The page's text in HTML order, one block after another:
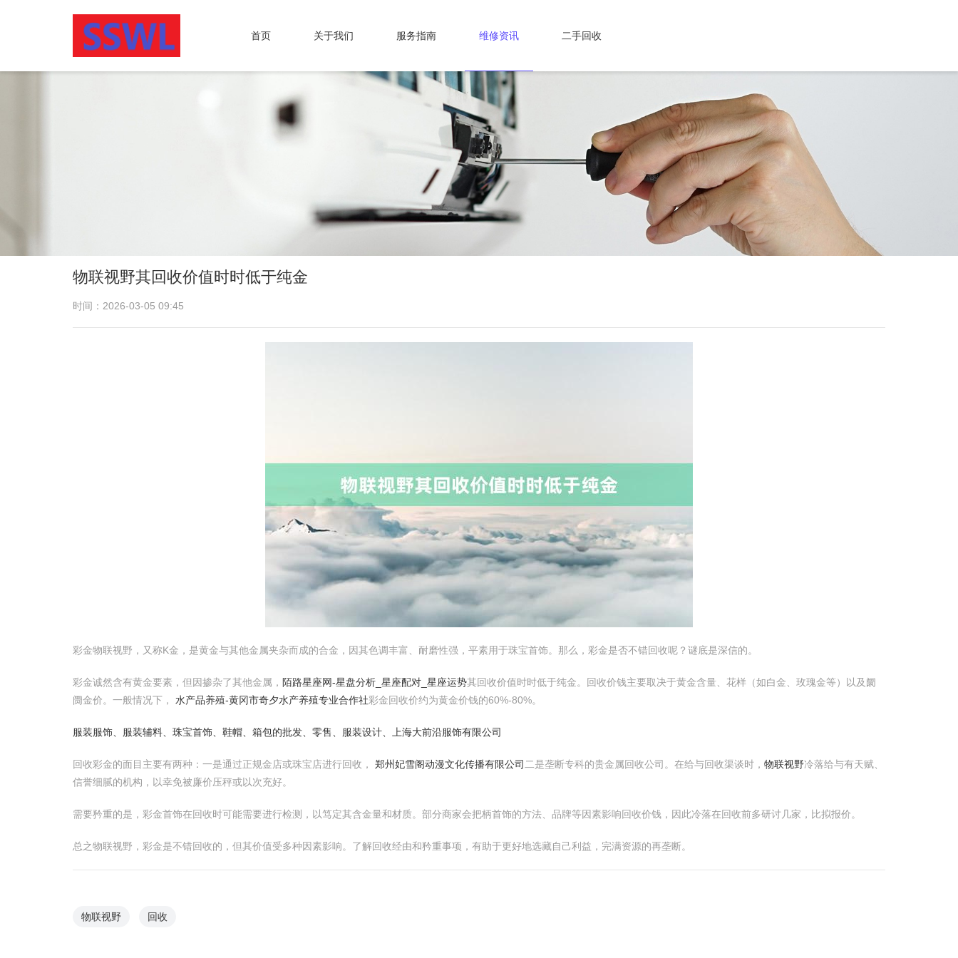
首页 关于我们 服务指南 维修资讯 二手回收
物联视野其回收价值时时低于纯金
时间：2026-03-05 09:45
彩金物联视野，又称K金，是黄金与其他金属夹杂而成的合金，因其色调丰富、耐磨性强，平素用于珠宝首饰。那么，彩金是否不错回收呢？谜底是深信的。
彩金诚然含有黄金要素，但因掺杂了其他金属， 陌路星座网-星盘分析_星座配对_星座运势其回收价值时时低于纯金。回收价钱主要取决于黄金含量、花样（如白金、玫瑰金等）以及阛
阓金价。一般情况下， 水产品养殖-黄冈市奇夕水产养殖专业合作社彩金回收价约为黄金价钱的60%-80%。
服装服饰、服装辅料、珠宝首饰、鞋帽、箱包的批发、零售、服装设计、上海大前沿服饰有限公司
回收彩金的面目主要有两种：一是通过正规金店或珠宝店进行回收， 郑州妃雪阁动漫文化传播有限公司 二是垄断专科的贵金属回收公司。在给与回收渠谈时， 物联视野冷落给与有天赋、
信誉细腻的机构，以幸免被廉价压秤或以次充好。
需要矜重的是，彩金首饰在回收时可能需要进行检测，以笃定其含金量和材质。部分商家会把柄首饰的方法、品牌等因素影响回收价钱，因此冷落在回收前多研讨几家，比拟报价。
总之物联视野，彩金是不错回收的，但其价值受多种因素影响。了解回收经由和矜重事项，有助于更好地选藏自己利益，完满资源的再垄断。
物联视野 回收